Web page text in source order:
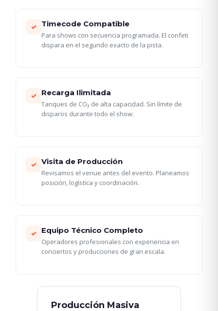
✓ Timecode Compatible
Para shows con secuencia programada. El confeti
dispara en el segundo exacto de la pista.
✓ Recarga Ilimitada
Tanques de CO₂ de alta capacidad. Sin límite de
disparos durante todo el show.
✓ Visita de Producción
Revisamos el venue antes del evento. Planeamos
posición, logística y coordinación.
✓ Equipo Técnico Completo
Operadores profesionales con experiencia en
conciertos y producciones de gran escala.
Producción Masiva